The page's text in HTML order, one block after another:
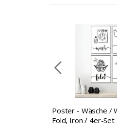
Poster - Wäsche /
Fold, Iron / 4er-Set